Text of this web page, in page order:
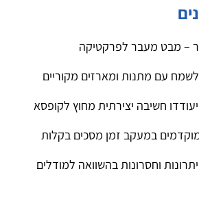
– מבט מעבר לפרקטיקה
עם מתנות ומארזים מקוריים
במעקב זמן מסכים בקלות
וחסרונות בהשוואה למודלים